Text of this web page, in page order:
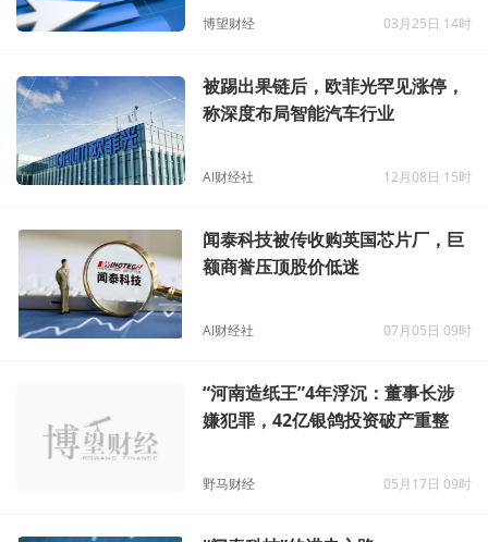
博望财经 03月25日 14时
被踢出果链后，欧菲光罕见涨停，
称深度布局智能汽车行业
AI财经社 12月08日 15时
闻泰科技被传收购英国芯片厂，巨
额商誉压顶股价低迷
AI财经社 07月05日 09时
“河南造纸王”4年浮沉：董事长涉
嫌犯罪，42亿银鸽投资破产重整
野马财经 05月17日 09时